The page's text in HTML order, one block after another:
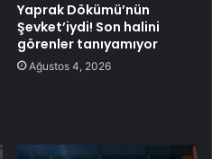
Yaprak Dökümü’nün
Şevket’iydi! Son halini
görenler tanıyamıyor
Ağustos 4, 2026